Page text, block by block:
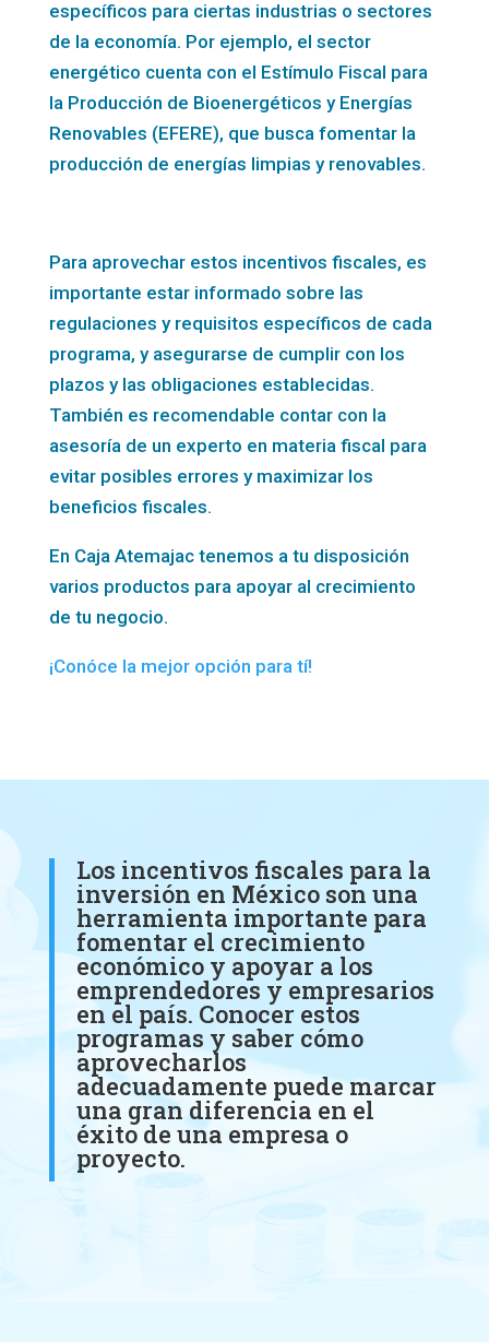
específicos para ciertas industrias o sectores
de la economía. Por ejemplo, el sector
energético cuenta con el Estímulo Fiscal para
la Producción de Bioenergéticos y Energías
Renovables (EFERE), que busca fomentar la
producción de energías limpias y renovables.
Para aprovechar estos incentivos fiscales, es
importante estar informado sobre las
regulaciones y requisitos específicos de cada
programa, y asegurarse de cumplir con los
plazos y las obligaciones establecidas.
También es recomendable contar con la
asesoría de un experto en materia fiscal para
evitar posibles errores y maximizar los
beneficios fiscales.
En Caja Atemajac tenemos a tu disposición
varios productos para apoyar al crecimiento
de tu negocio.
¡Conóce la mejor opción para tí!
Los incentivos fiscales para la
inversión en México son una
herramienta importante para
fomentar el crecimiento
económico y apoyar a los
emprendedores y empresarios
en el país. Conocer estos
programas y saber cómo
aprovecharlos
adecuadamente puede marcar
una gran diferencia en el
éxito de una empresa o
proyecto.